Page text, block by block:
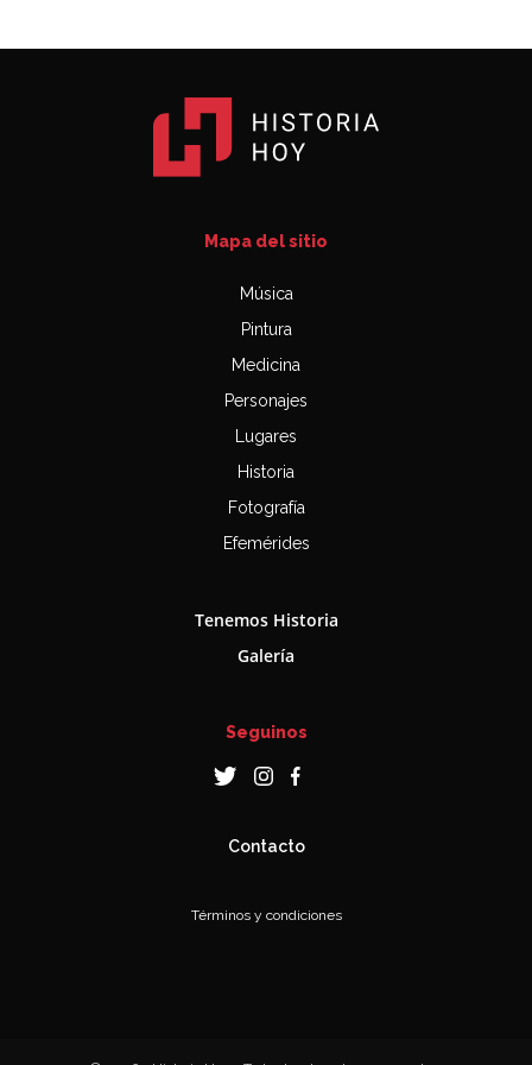
Mapa del sitio
Música
Pintura
Medicina
Personajes
Lugares
Historia
Fotografía
Efemérides
Tenemos Historia
Galería
Seguinos
Contacto
Términos y condiciones